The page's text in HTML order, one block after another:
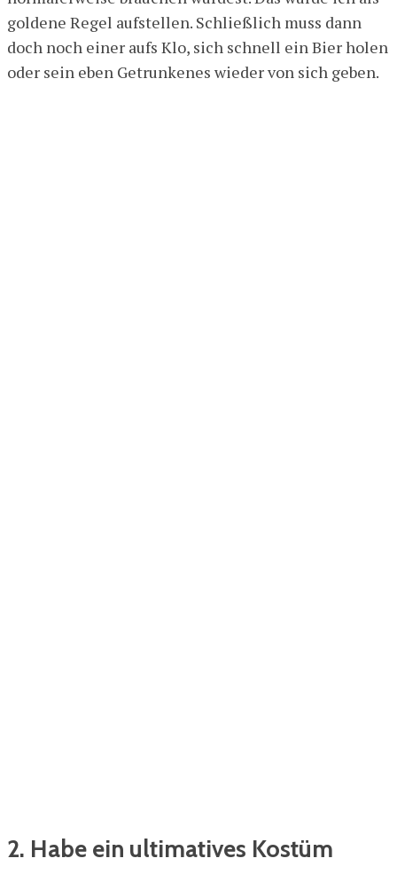
goldene Regel aufstellen. Schließlich muss dann
doch noch einer aufs Klo, sich schnell ein Bier holen
oder sein eben Getrunkenes wieder von sich geben.
2. Habe ein ultimatives Kostüm